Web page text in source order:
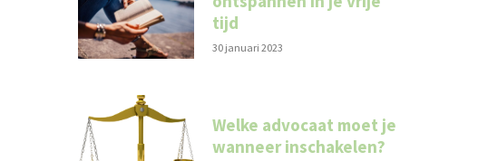
tijd
30 januari 2023
Welke advocaat moet je
wanneer inschakelen?